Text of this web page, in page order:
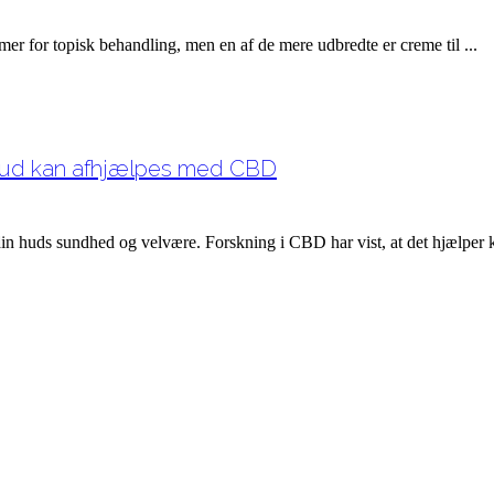
for topisk behandling, men en af de mere udbredte er creme til ...
kan afhjælpes med CBD
huds sundhed og velvære. Forskning i CBD har vist, at det hjælper